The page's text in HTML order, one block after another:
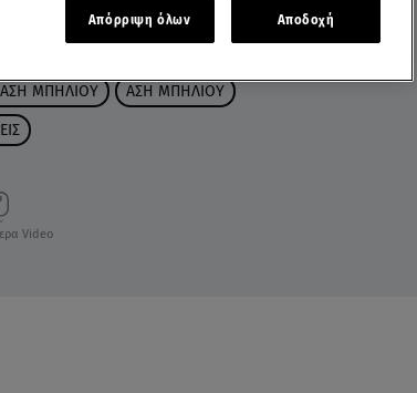
ΑΣΗ ΜΠΗΛΙΟΥ ΑΣΗ ΜΠΗΛΙΟΥ
Video
Απόρριψη όλων Αποδοχή